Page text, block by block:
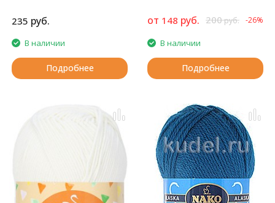
235 руб.
В наличии
Подробнее
от 148 руб. 200руб. -26%
В наличии
Подробнее